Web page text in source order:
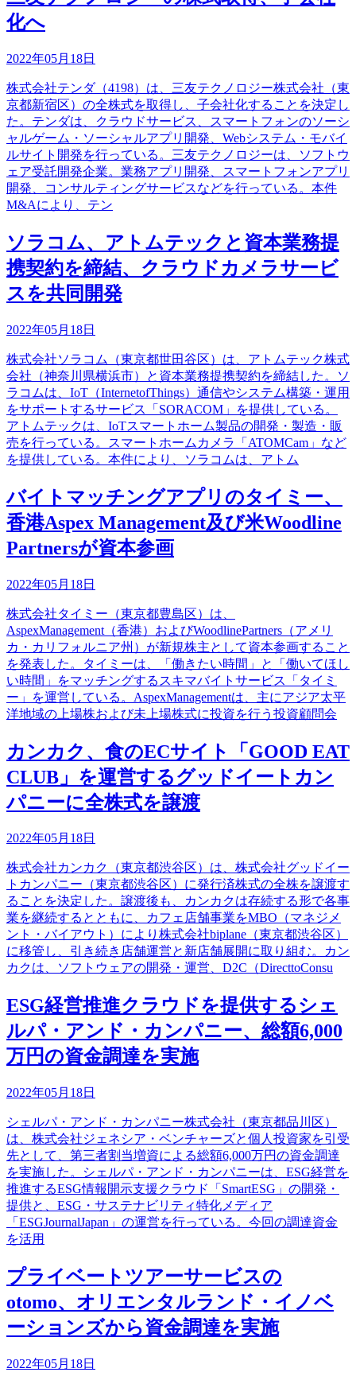
化へ
2022年05月18日
株式会社テンダ（4198）は、三友テクノロジー株式会社（東
京都新宿区）の全株式を取得し、子会社化することを決定し
た。テンダは、クラウドサービス、スマートフォンのソーシ
ャルゲーム・ソーシャルアプリ開発、Webシステム・モバイ
ルサイト開発を行っている。三友テクノロジーは、ソフトウ
ェア受託開発企業。業務アプリ開発、スマートフォンアプリ
開発、コンサルティングサービスなどを行っている。本件
M&Aにより、テン
ソラコム、アトムテックと資本業務提
携契約を締結、クラウドカメラサービ
スを共同開発
2022年05月18日
株式会社ソラコム（東京都世田谷区）は、アトムテック株式
会社（神奈川県横浜市）と資本業務提携契約を締結した。ソ
ラコムは、IoT（InternetofThings）通信やシステム構築・運用
をサポートするサービス「SORACOM」を提供している。
アトムテックは、IoTスマートホーム製品の開発・製造・販
売を行っている。スマートホームカメラ「ATOMCam」など
を提供している。本件により、ソラコムは、アトム
バイトマッチングアプリのタイミー、
香港Aspex Management及び米Woodline
Partnersが資本参画
2022年05月18日
株式会社タイミー（東京都豊島区）は、
AspexManagement（香港）およびWoodlinePartners（アメリ
カ・カリフォルニア州）が新規株主として資本参画すること
を発表した。タイミーは、「働きたい時間」と「働いてほし
い時間」をマッチングするスキマバイトサービス「タイミ
ー」を運営している。AspexManagementは、主にアジア太平
洋地域の上場株および未上場株式に投資を行う投資顧問会
カンカク、食のECサイト「GOOD EAT
CLUB」を運営するグッドイートカン
パニーに全株式を譲渡
2022年05月18日
株式会社カンカク（東京都渋谷区）は、株式会社グッドイー
トカンパニー（東京都渋谷区）に発行済株式の全株を譲渡す
ることを決定した。譲渡後も、カンカクは存続する形で各事
業を継続するとともに、カフェ店舗事業をMBO（マネジメ
ント・バイアウト）により株式会社biplane（東京都渋谷区）
に移管し、引き続き店舗運営と新店舗展開に取り組む。カン
カクは、ソフトウェアの開発・運営、D2C（DirecttoConsu
ESG経営推進クラウドを提供するシェ
ルパ・アンド・カンパニー、総額6,000
万円の資金調達を実施
2022年05月18日
シェルパ・アンド・カンパニー株式会社（東京都品川区）
は、株式会社ジェネシア・ベンチャーズと個人投資家を引受
先として、第三者割当増資による総額6,000万円の資金調達
を実施した。シェルパ・アンド・カンパニーは、ESG経営を
推進するESG情報開示支援クラウド「SmartESG」の開発・
提供と、ESG・サステナビリティ特化メディア
「ESGJournalJapan」の運営を行っている。今回の調達資金
を活用
プライベートツアーサービスの
otomo、オリエンタルランド・イノベ
ーションズから資金調達を実施
2022年05月18日